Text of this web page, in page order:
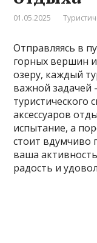
01.05.2025
Отправляясь в
горных вершин
озеру, каждый
важной
туристического
аксессуаров
испытание, а
стоит вдумчиво
ваша
радость и